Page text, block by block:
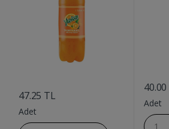
47.25 TL
Adet
Adet